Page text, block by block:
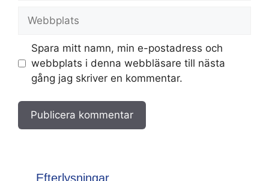
Spara mitt namn, min e-postadress och
webbplats i denna webbläsare till nästa
gång jag skriver en kommentar.
Efterlysningar